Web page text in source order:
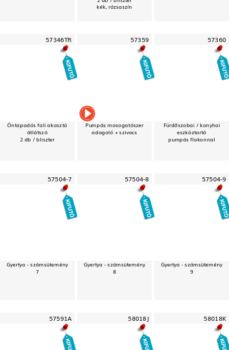
kék, rózsaszín
57346TR
Öntapadós fali akasztó
átlátszó
2 db / bliszter
57359
Pumpás mosogatószer
adagoló + szivacs
57360
Fürdőszobai / konyhai
eszköztartó
pumpás flakonnal
57504-7
Gyertya - számsütemény
7
57504-8
Gyertya - számsütemény
8
57504-9
Gyertya - számsütemény
9
57591A 58018J 58018K